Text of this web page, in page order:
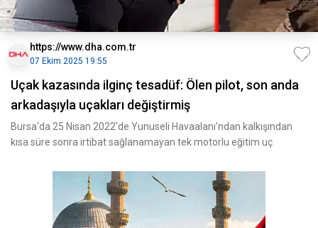
https://www.dha.com.tr
07 Ekim 2025 19:55
Uçak kazasında ilginç tesadüf: Ölen pilot, son anda
arkadaşıyla uçakları değiştirmiş
Bursa'da 25 Nisan 2022'de Yunuseli Havaalanı’ndan kalkışından
kısa süre sonra irtibat sağlanamayan tek motorlu eğitim uç